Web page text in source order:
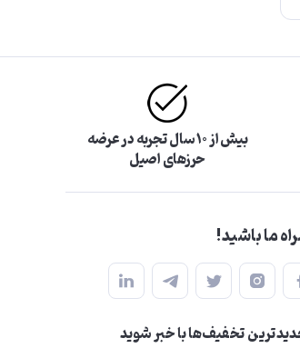
بیش از ۱۰ سال تجربه در عرضه
حرزهای اصیل
ما باشید!
تخفیف‌ها با‌ خبر شوید